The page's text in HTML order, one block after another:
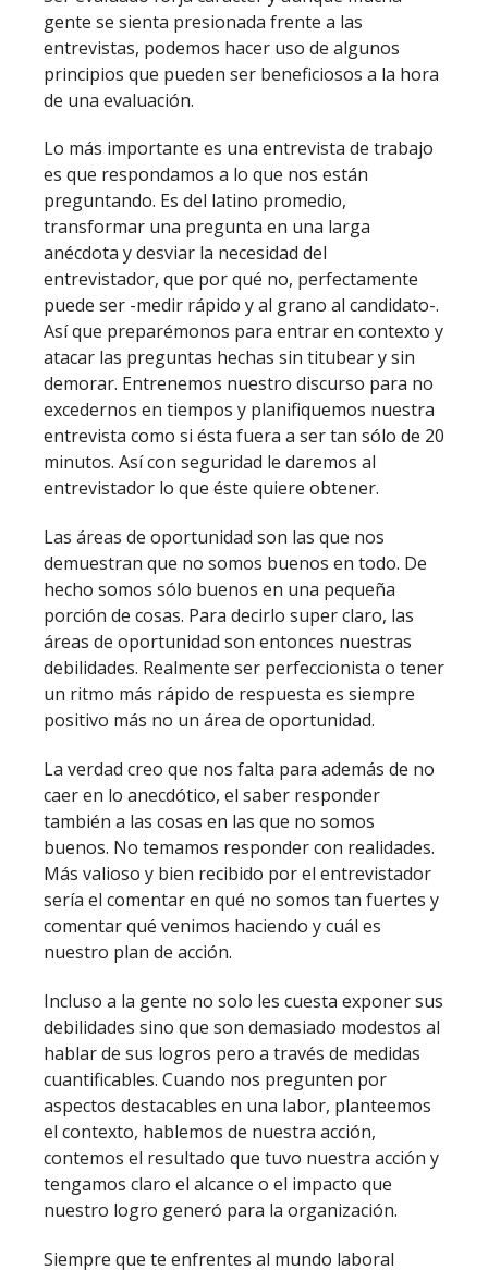
gente se sienta presionada frente a las
entrevistas, podemos hacer uso de algunos
principios que pueden ser beneficiosos a la hora
de una evaluación.
Lo más importante es una entrevista de trabajo
es que respondamos a lo que nos están
preguntando. Es del latino promedio,
transformar una pregunta en una larga
anécdota y desviar la necesidad del
entrevistador, que por qué no, perfectamente
puede ser -medir rápido y al grano al candidato-.
Así que preparémonos para entrar en contexto y
atacar las preguntas hechas sin titubear y sin
demorar. Entrenemos nuestro discurso para no
excedernos en tiempos y planifiquemos nuestra
entrevista como si ésta fuera a ser tan sólo de 20
minutos. Así con seguridad le daremos al
entrevistador lo que éste quiere obtener.
Las áreas de oportunidad son las que nos
demuestran que no somos buenos en todo. De
hecho somos sólo buenos en una pequeña
porción de cosas. Para decirlo super claro, las
áreas de oportunidad son entonces nuestras
debilidades. Realmente ser perfeccionista o tener
un ritmo más rápido de respuesta es siempre
positivo más no un área de oportunidad.
La verdad creo que nos falta para además de no
caer en lo anecdótico, el saber responder
también a las cosas en las que no somos
buenos. No temamos responder con realidades.
Más valioso y bien recibido por el entrevistador
sería el comentar en qué no somos tan fuertes y
comentar qué venimos haciendo y cuál es
nuestro plan de acción.
Incluso a la gente no solo les cuesta exponer sus
debilidades sino que son demasiado modestos al
hablar de sus logros pero a través de medidas
cuantificables. Cuando nos pregunten por
aspectos destacables en una labor, planteemos
el contexto, hablemos de nuestra acción,
contemos el resultado que tuvo nuestra acción y
tengamos claro el alcance o el impacto que
nuestro logro generó para la organización.
Siempre que te enfrentes al mundo laboral